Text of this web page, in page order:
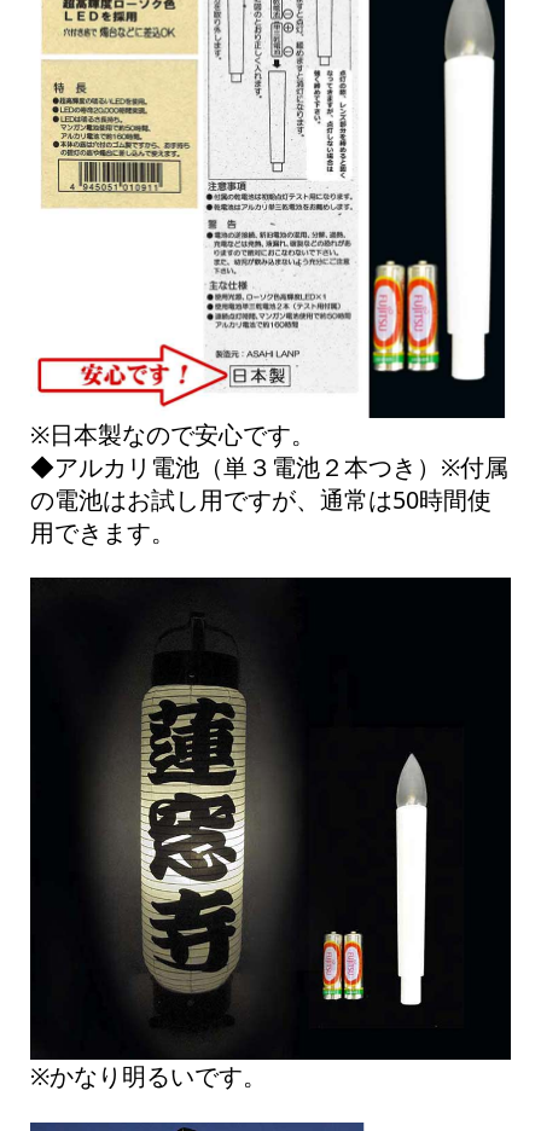
※日本製なので安心です。
◆アルカリ電池（単３電池２本つき）※付属
の電池はお試し用ですが、通常は50時間使
用できます。
※かなり明るいです。